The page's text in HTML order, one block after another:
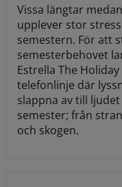
Vissa längtar
upplever stor
semestern. För att
semesterbehovet
Estrella The
telefonlinje där
slappna av till ljudet
semester; från
och skogen.